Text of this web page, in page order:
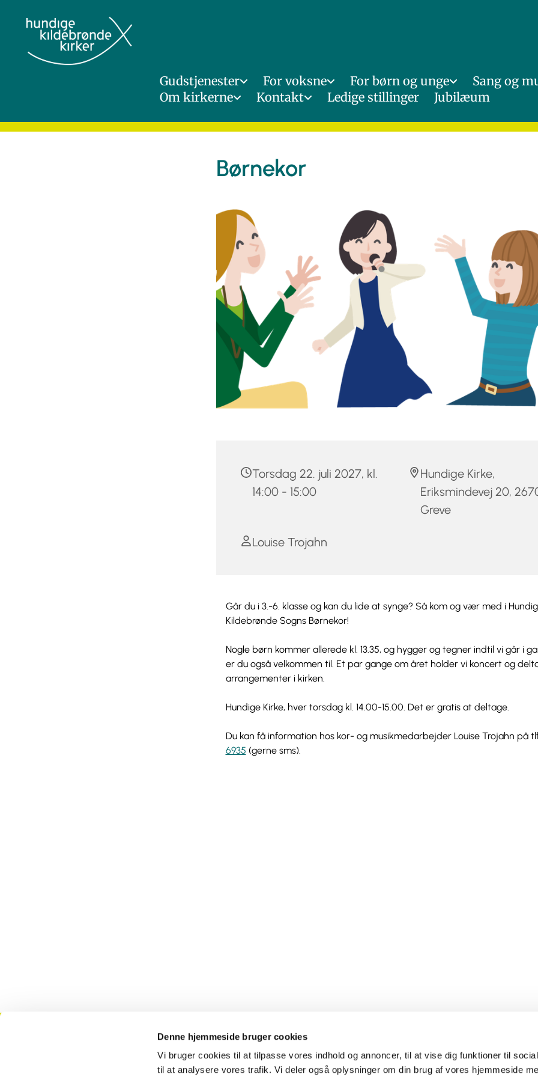
Denne hjemmeside bruger cookies
Vi bruger cookies til at tilpasse vores indhold og annoncer, til at vise dig funktioner til
til at analysere vores trafik. Vi deler også oplysninger om din brug af vores hjemmeside
Gudstjenester For voksne For børn og unge
Sang og
Om kirkerne
Kontakt Ledige stillinger Jubilæum
Børnekor
Torsdag 22. juli 2027, kl.
14:00 - 15:00
Hundige Kirke,
Eriksmindevej 20,
Greve
Louise Trojahn
Går du i 3.-6. klasse og kan du lide at synge? Så kom og vær med i
Kildebrønde Sogns Børnekor!
Nogle børn kommer allerede kl. 13.35, og hygger og tegner indtil vi går i
er du også velkommen til. Et par gange om året holder vi koncert og
arrangementer i kirken.
Hundige Kirke, hver torsdag kl. 14.00-15.00. Det er gratis at deltage.
Du kan få information hos kor- og musikmedarbejder Louise Trojahn på
6935 (gerne sms).
Kontakt Tal med en præst